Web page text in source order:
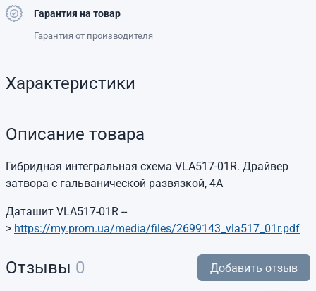
Гарантия на товар
Гарантия от производителя
Характеристики
Описание товара
Гибридная интегральная схема VLA517-01R. Драйвер
затвора с гальванической развязкой, 4А
Даташит VLA517-01R --
> https://my.prom.ua/media/files/2699143_vla517_01r.pdf
Отзывы 0 Добавить отзыв